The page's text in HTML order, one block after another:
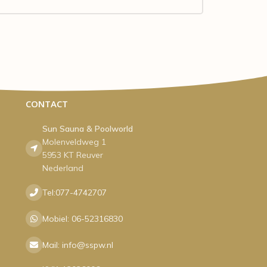
CONTACT
Sun Sauna & Poolworld
Molenveldweg 1
5953 KT Reuver
Nederland
Tel:077-4742707
Mobiel: 06-52316830
Mail: info@sspw.nl